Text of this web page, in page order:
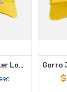
Jockey Gorro Trucker Los Angeles Lakers Mitchell And Ness
$